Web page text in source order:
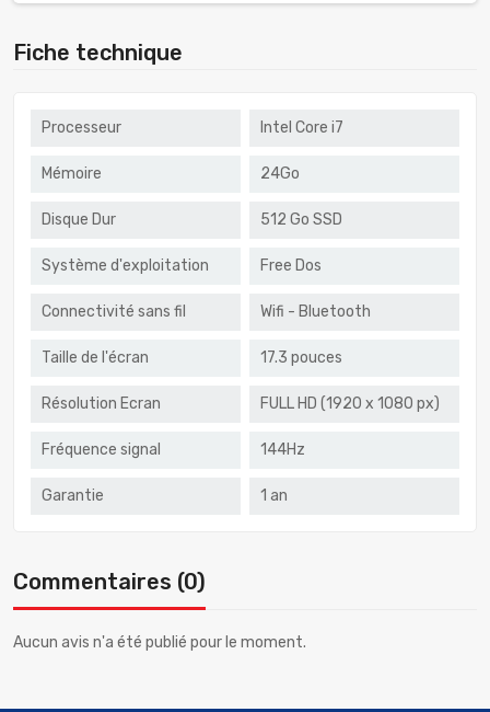
Fiche technique
Processeur Intel Core i7
Mémoire 24Go
Disque Dur 512 Go SSD
Système d'exploitation Free Dos
Connectivité sans fil Wifi - Bluetooth
Taille de l'écran 17.3 pouces
Résolution Ecran FULL HD (1920 x 1080 px)
Fréquence signal 144Hz
Garantie 1 an
Commentaires (0)
Aucun avis n'a été publié pour le moment.